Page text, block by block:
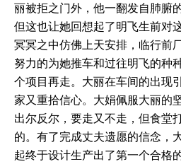
丽被拒之门外，他一翻发自肺腑
但这也让她回想起了明飞生前对
冥冥之中仿佛上天安排，临行前
努力的为她推车和过往明飞的种
个项目再走。大丽在车间的出现
家又重拾信心。大娟佩服大丽的
出尔反尔，要走又不走，但食堂
的。有了完成丈夫遗愿的信念，
起终于设计生产出了第一个合格